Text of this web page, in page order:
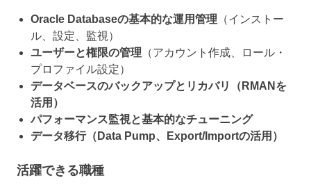
Oracle Databaseの基本的な運用管理 （インストー
ル、設定、監視）
ユーザーと権限の管理 （アカウント作成、ロール・
プロファイル設定）
データベースのバックアップとリカバリ（RMANを
活用）
パフォーマンス監視と基本的なチューニング
データ移行（Data Pump、Export/Importの活用）
活躍できる職種